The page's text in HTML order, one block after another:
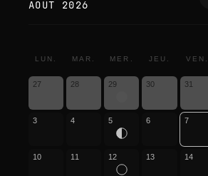
AOÛT 2026
LUN. MAR. MER. JEU. VEN.
27 28 29 30 31
3 4 5 6 7
10 11 12 13 14